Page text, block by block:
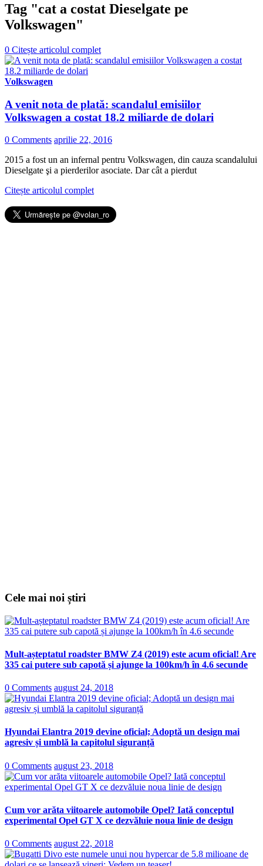
Tag "cat a costat Dieselgate pe
Volkswagen"
0 Citește articolul complet
Volkswagen
A venit nota de plată: scandalul emisiilor
Volkswagen a costat 18.2 miliarde de dolari
0 Comments aprilie 22, 2016
2015 a fost un an infernal pentru Volkswagen, din cauza scandalului
Dieselgate şi a pierderilor asociate. Dar cât a pierdut
Citește articolul complet
Cele mai noi știri
Mult-așteptatul roadster BMW Z4 (2019) este acum oficial! Are
335 cai putere sub capotă și ajunge la 100km/h în 4.6 secunde
0 Comments august 24, 2018
Hyundai Elantra 2019 devine oficial; Adoptă un design mai
agresiv și umblă la capitolul siguranță
0 Comments august 23, 2018
Cum vor arăta viitoarele automobile Opel? Iată conceptul
experimental Opel GT X ce dezvăluie noua linie de design
0 Comments august 22, 2018